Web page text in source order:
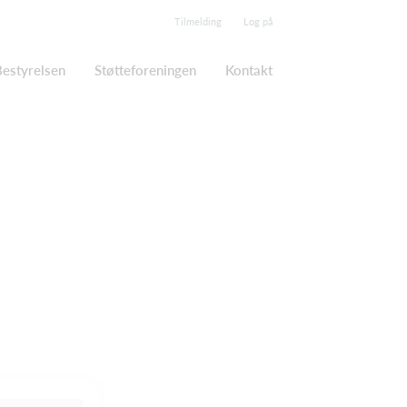
Tilmelding Log på
Støtteforeningen Kontakt